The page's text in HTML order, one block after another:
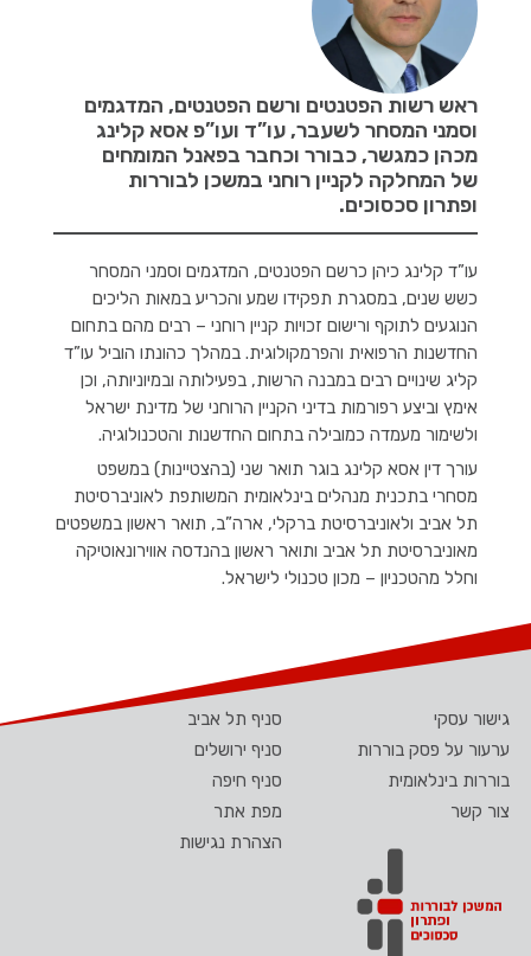
ראש רשות הפטנטים ורשם הפטנטים, המדגמים
וסמני המסחר לשעבר, עו”ד ועו”פ אסא קלינג
מכהן כמגשר, כבורר וכחבר בפאנל המומחים
של המחלקה לקניין רוחני במשכן לבוררות
ופתרון סכסוכים.
עו”ד קלינג כיהן כרשם הפטנטים, המדגמים וסמני המסחר
כשש שנים, במסגרת תפקידו שמע והכריע במאות הליכים
הנוגעים לתוקף ורישום זכויות קניין רוחני – רבים מהם בתחום
החדשנות הרפואית והפרמקולוגית. במהלך כהונתו הוביל עו”ד
קליג שינויים רבים במבנה הרשות, בפעילותה ובמיוניותה, וכן
אימץ וביצע רפורמות בדיני הקניין הרוחני של מדינת ישראל
ולשימור מעמדה כמובילה בתחום החדשנות והטכנולוגיה.
עורך דין אסא קלינג בוגר תואר שני (בהצטיינות) במשפט
מסחרי בתכנית מנהלים בינלאומית המשותפת לאוניברסיטת
תל אביב ולאוניברסיטת ברקלי, ארה”ב, תואר ראשון במשפטים
מאוניברסיטת תל אביב ותואר ראשון בהנדסה אווירונאוטיקה
וחלל מהטכניון – מכון טכנולי לישראל.
גישור עסקי
ערעור על פסק בוררות
בוררות בינלאומית
צור קשר
סניף תל אביב
סניף ירושלים
סניף חיפה
מפת אתר
הצהרת נגישות